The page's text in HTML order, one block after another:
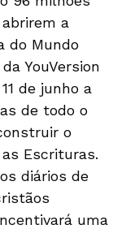
a
do Mundo
YouVersion
de junho a
de todo o
o
Escrituras.
diários de
uma